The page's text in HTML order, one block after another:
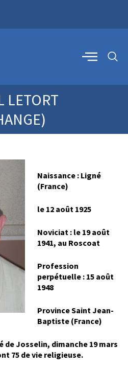
LETORT
Naissance : Ligné
(France)
le 12 août 1925
Noviciat : le 19 août
1941, au Roscoat
Profession
perpétuelle : 15 août
1948
Province Saint Jean-
Baptiste (France)
de Josselin, dimanche 19 mars
75 de vie religieuse.